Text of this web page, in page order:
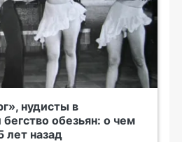
нудисты в
обезьян: о чем
лет назад